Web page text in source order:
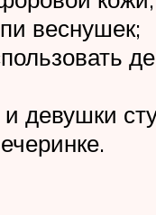
веснушек;
девушки